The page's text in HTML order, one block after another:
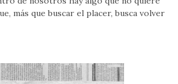
más que buscar el placer, busca volver